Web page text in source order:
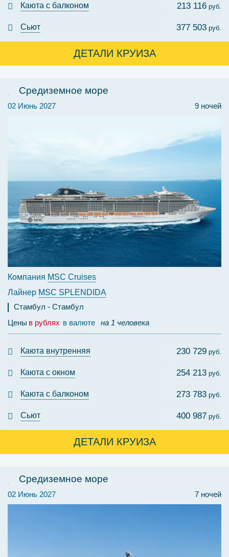
Каюта с балконом 213 116 руб.
Сьют 377 503 руб.
ДЕТАЛИ КРУИЗА
Средиземное море
9 ночей
02 Июнь 2027
Компания MSC Cruises
Лайнер MSC SPLENDIDA
Стамбул
Стамбул
Цены в рублях в валюте на 1 человека
Каюта внутренняя 230 729 руб.
Каюта с окном 254 213 руб.
Каюта с балконом 273 783 руб.
Сьют 400 987 руб.
ДЕТАЛИ КРУИЗА
Средиземное море
7 ночей
02 Июнь 2027